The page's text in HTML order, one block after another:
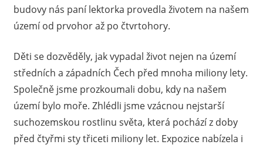
budovy nás paní lektorka provedla životem na našem
území od prvohor až po čtvrtohory.
Děti se dozvěděly, jak vypadal život nejen na území
středních a západních Čech před mnoha miliony lety.
Společně jsme prozkoumali dobu, kdy na našem
území bylo moře. Zhlédli jsme vzácnou nejstarší
suchozemskou rostlinu světa, která pochází z doby
před čtyřmi sty třiceti miliony let. Expozice nabízela i